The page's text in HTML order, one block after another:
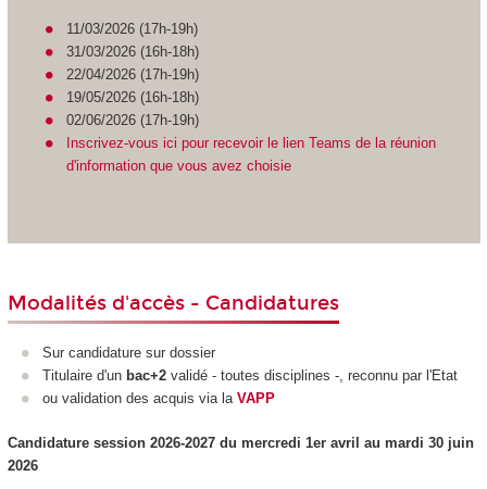
11/03/2026 (17h-19h)
31/03/2026 (16h-18h)
22/04/2026 (17h-19h)
19/05/2026 (16h-18h)
02/06/2026 (17h-19h)
Inscrivez-vous ici pour recevoir le lien Teams de la réunion
d'information que vous avez choisie
Modalités d'accès - Candidatures
Sur candidature sur dossier
Titulaire d'un bac+2 validé - toutes disciplines -, reconnu par l'Etat
ou validation des acquis via la VAPP
Candidature session 2026-2027 du mercredi 1er avril au mardi 30 juin
2026